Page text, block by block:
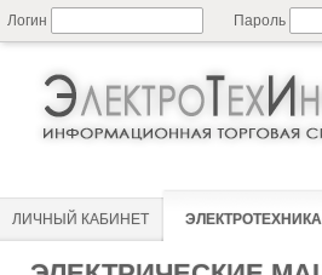
Логин Пароль
ЛИЧНЫЙ КАБИНЕТ ЭЛЕКТРОТЕХНИКА